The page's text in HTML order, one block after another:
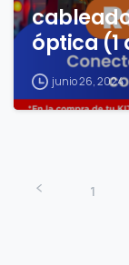
óptica (1
junio 26, 2024
1